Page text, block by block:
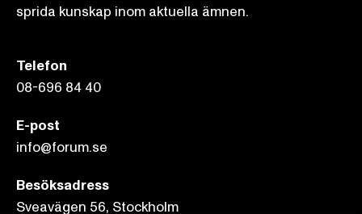
sprida kunskap inom aktuella ämnen.
Telefon
08-696 84 40
E-post
info@forum.se
Besöksadress
Sveavägen 56, Stockholm